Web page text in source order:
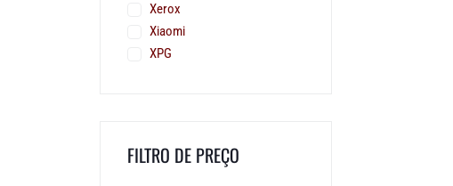
Xerox
Xiaomi
XPG
FILTRO DE PREÇO